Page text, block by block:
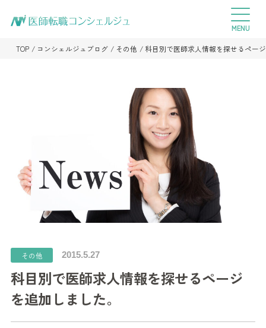
TOP コンシェルジュブログ その他 科目別で医師求人情報を探せるペー
その他 2015.5.27
科目別で医師求人情報を探せるページ
を追加しました。